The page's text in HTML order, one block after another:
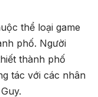
thể loại game
phố. Người
thành phố
tác với các nhân